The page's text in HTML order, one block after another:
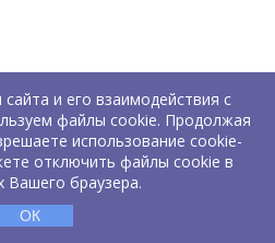
и его взаимодействия с
файлы cookie. Продолжая
использование cookie-
отключить файлы cookie в
Вашего браузера.
ОК